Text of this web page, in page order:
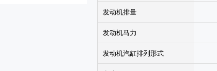
发动机排量
发动机马力
发动机汽缸排列形式